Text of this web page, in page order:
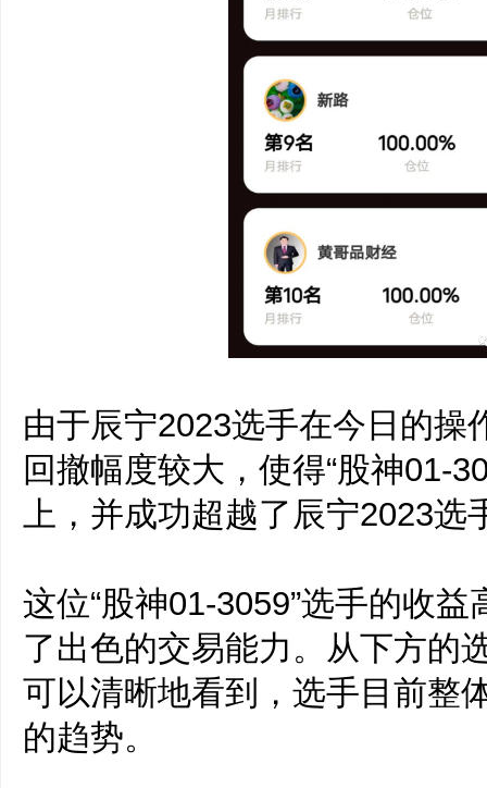
由于辰宁2023选手在今日的操
回撤幅度较大，使得“股神01-
上，并成功超越了辰宁2023选
这位“股神01-3059”选手的收
了出色的交易能力。从下方的
可以清晰地看到，选手目前整
的趋势。